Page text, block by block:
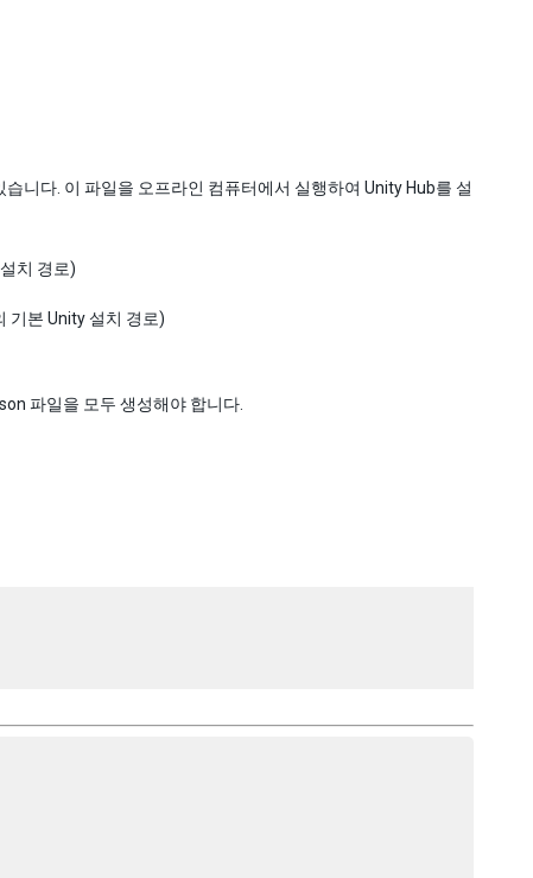
니다. 이 파일을 오프라인 컴퓨터에서 실행하여 Unity Hub를 설
치 경로)
본 Unity 설치 경로)
파일을 모두 생성해야 합니다.